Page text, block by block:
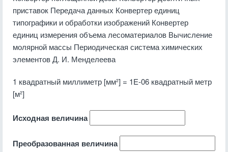
приставок Передача данных Конвертер единиц
типографики и обработки изображений Конвертер
единиц измерения объема лесоматериалов Вычисление
молярной массы Периодическая система химических
элементов Д. И. Менделеева
1 квадратный миллиметр [мм²] = 1E-06 квадратный метр
[м²]
Исходная величина
Преобразованная величина